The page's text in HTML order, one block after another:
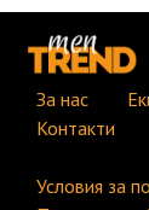
За нас
Контакти
Условия за